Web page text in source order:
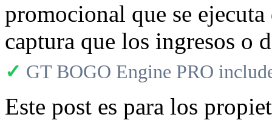
promocional que se
captura que los ingresos o
✓ GT BOGO Engine PRO
Este post es para los